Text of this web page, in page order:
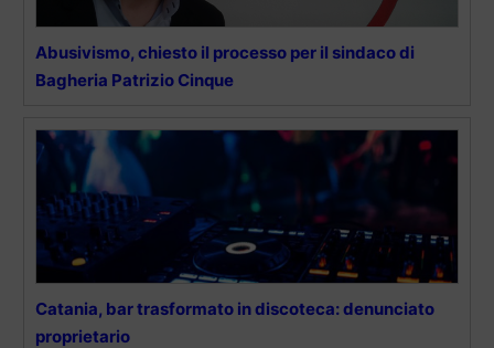
Abusivismo, chiesto il processo per il sindaco di
Bagheria Patrizio Cinque
Catania, bar trasformato in discoteca: denunciato
proprietario